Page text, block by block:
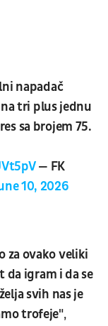
napadač
tri plus jednu
sa brojem 75.
— FK
10, 2026
za ovako veliki
da igram i da se
svih nas je
trofeje",